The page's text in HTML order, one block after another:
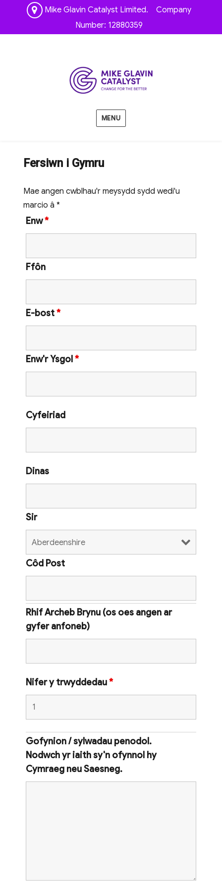
Mike Glavin Catalyst Limited. Company
Number: 12880359
MENU
Fersiwn i Gymru
Mae angen cwblhau'r meysydd sydd wedi'u
marcio â *
Enw*
Ffôn
E-bost*
Enw'r Ysgol*
Cyfeiriad
Dinas
Sir
Côd Post
Rhif Archeb Brynu (os oes angen ar
gyfer anfoneb)
Nifer y trwyddedau*
Gofynion / sylwadau penodol.
Nodwch yr iaith sy'n ofynnol hy
Cymraeg neu Saesneg.